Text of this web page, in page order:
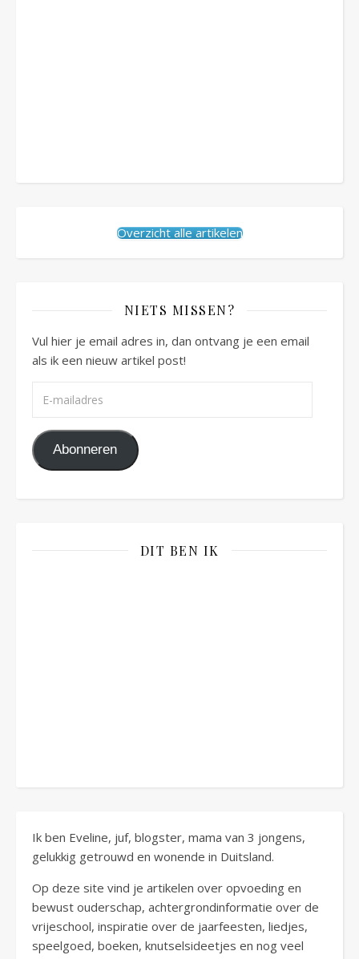
Overzicht alle artikelen
NIETS MISSEN?
Vul hier je email adres in, dan ontvang je een email
als ik een nieuw artikel post!
Abonneren
DIT BEN IK
Ik ben Eveline, juf, blogster, mama van 3 jongens,
gelukkig getrouwd en wonende in Duitsland.
Op deze site vind je artikelen over opvoeding en
bewust ouderschap, achtergrondinformatie over de
vrijeschool, inspiratie over de jaarfeesten, liedjes,
speelgoed, boeken, knutselsideetjes en nog veel